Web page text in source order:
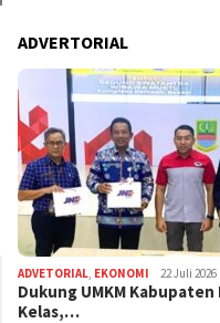
ADVERTORIAL
ADVETORIAL EKONOMI 22 Juli 2026
Dukung UMKM Kabupaten
Kelas,…